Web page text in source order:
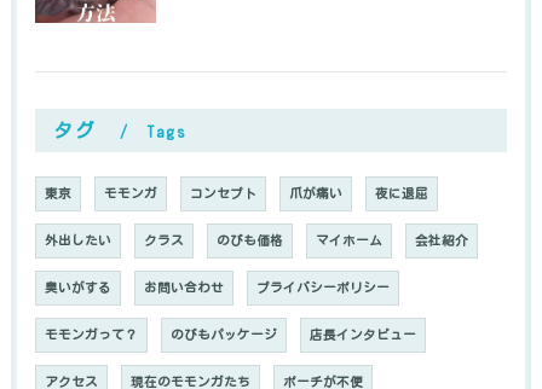
タグ Tags
東京 モモンガ コンセプト 爪が痛い 夜に退屈
外出したい クラス のびも価格 マイホーム 会社紹介
臭いがする お問い合わせ プライバシーポリシー
モモンガって？ のびもパッケージ 店長インタビュー
アクセス 現在のモモンガたち ポーチが不便